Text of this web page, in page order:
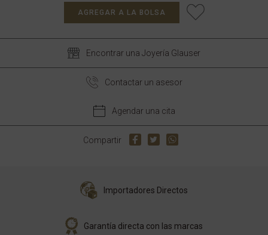
AGREGAR A LA BOLSA
Encontrar una Joyería Glauser
Contactar un asesor
Agendar una cita
Compartir
Importadores Directos
Garantía directa con las marcas